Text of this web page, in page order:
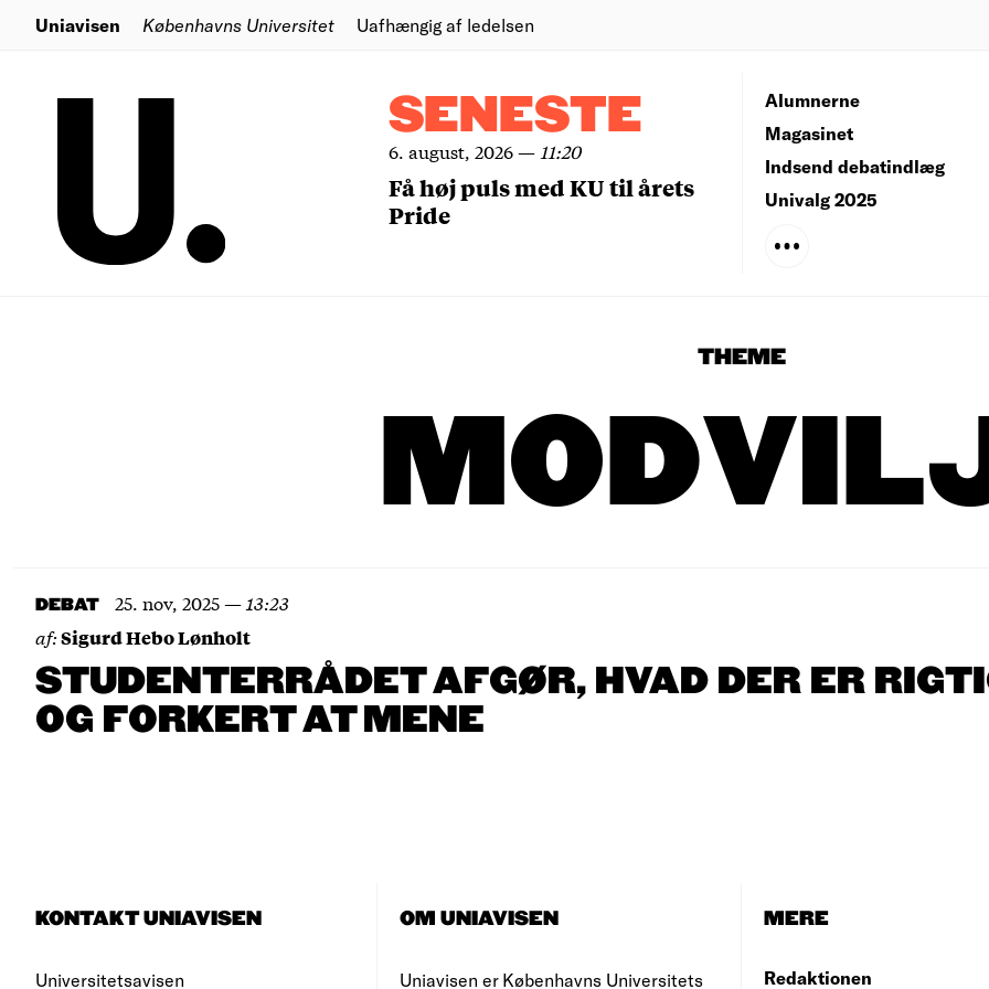
Uniavisen Københavns Universitet Uafhængig af ledelsen
SENESTE
6. august, 2026— 11:20
Få høj puls med KU til årets
Pride
Alumnerne
Magasinet
Indsend debatindlæg
Univalg 2025
THEME
DEBAT 25. nov, 2025— 13:23
af:Sigurd Hebo Lønholt
STUDENTERRÅDET AFGØR, HVAD DER ER
OG FORKERT AT MENE
KONTAKT UNIAVISEN
Universitetsavisen
OM UNIAVISEN
Uniavisen er Københavns Universitets
MERE
Redaktionen